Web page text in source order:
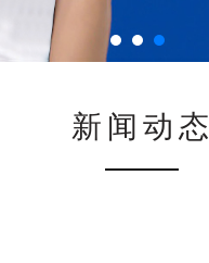
新闻动态